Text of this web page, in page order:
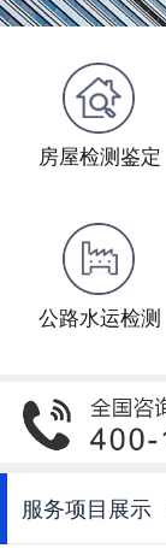
房屋检测鉴定
公路水运检测
服务项目展示